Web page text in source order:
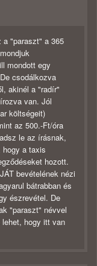
a "paraszt" a 365
mondott egy
csodálkozva
akinél a "radír"
van. Jól
költségeit)
az 500.-Ft/óra
le az írásnak,
a taxis
hozott.
bevételének nézi
bátrabban és
észrevétel. De
"paraszt" névvel
hogy itt van